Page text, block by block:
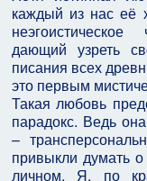
каждый из нас её
дающий узреть
писания всех
это первым
Такая любовь
парадокс. Ведь
–
привыкли думать
личном. Я, по